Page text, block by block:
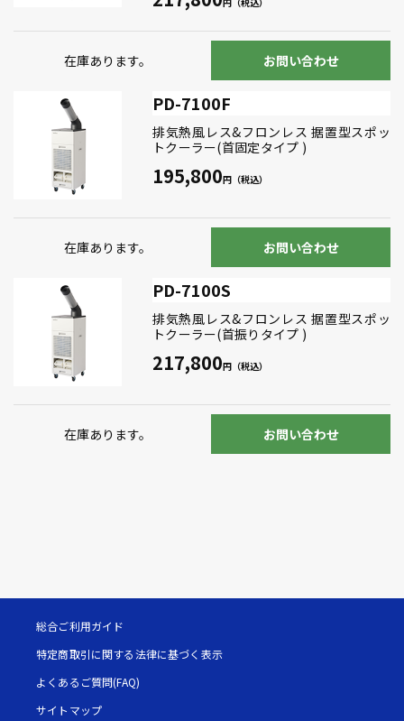
在庫あります。 お問い合わせ
PD-7100F
排気熱風レス&フロンレス 据置型スポッ
トクーラー(首固定タイプ )
195,800
在庫あります。 お問い合わせ
PD-7100S
排気熱風レス&フロンレス 据置型スポッ
トクーラー(首振りタイプ )
217,800
在庫あります。 お問い合わせ
総合ご利用ガイド
特定商取引に関する法律に基づく表示
よくあるご質問(FAQ)
サイトマップ